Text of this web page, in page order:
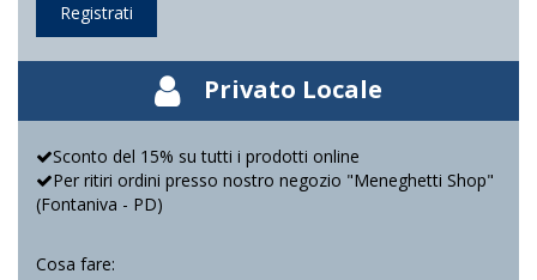
Registrati
Privato Locale
Sconto del 15% su tutti i prodotti online
Per ritiri ordini presso nostro negozio "Meneghetti Shop"
(Fontaniva - PD)
Cosa fare: